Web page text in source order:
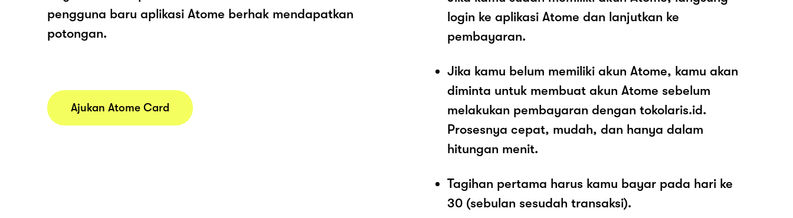
pengguna baru aplikasi Atome berhak mendapatkan
potongan.
Ajukan Atome Card
login ke aplikasi Atome dan lanjutkan ke
pembayaran.
Jika kamu belum memiliki akun Atome, kamu akan
diminta untuk membuat akun Atome sebelum
melakukan pembayaran dengan tokolaris.id.
Prosesnya cepat, mudah, dan hanya dalam
hitungan menit.
Tagihan pertama harus kamu bayar pada hari ke
30 (sebulan sesudah transaksi).